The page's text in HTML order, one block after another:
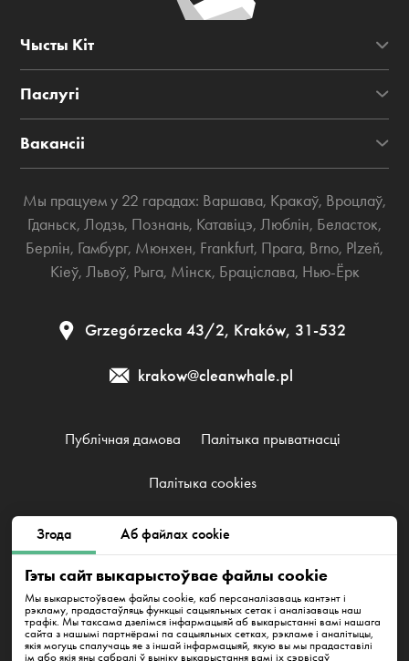
Згода Аб файлах cookie
Гэты сайт выкарыстоўвае файлы cookie
Мы выкарыстоўваем файлы cookie, каб персаналізаваць кантэнт і
рэкламу, прадастаўляць функцыі сацыяльных сетак і аналізаваць наш
трафік. Мы таксама дзелімся інфармацыяй аб выкарыстанні вамі нашага
сайта з нашымі партнёрамі па сацыяльных сетках, рэкламе і аналітыцы,
якія могуць спалучаць яе з іншай інфармацыяй, якую вы мы прадаставілі
ім або якія яны сабралі ў выніку выкарыстання вамі іх сэрвісаў
Чысты Кіт
Паслугі
Вакансіі
Мы працуем у 22 гарадах: Варшава, Кракаў, Вроцлаў,
Гданьск, Лодзь, Познань, Катавіцэ, Люблін, Беласток,
Берлін, Гамбург, Мюнхен, Frankfurt, Прага, Brno, Plzeň,
Кіеў, Львоў, Рыга, Мінск, Браціслава, Нью-Ёрк
Grzegórzecka 43/2, Kraków, 31-532
krakow@cleanwhale.pl
Публічная дамова Палітыка прыватнасці
Палітыка cookies
Clean Whale Sp. z o.o., KRS 0000868230, NIP: 6751738063,
REGON: 38745511400000
Grzegórzecka 43/2, Kraków, 31-532